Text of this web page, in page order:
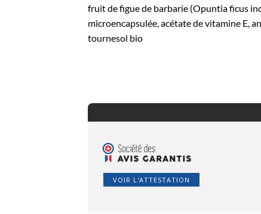
fruit de figue de barbarie (Opuntia ficus
microencapsulée, acétate de vitamine E,
tournesol bio
VOIR L'ATTESTATION